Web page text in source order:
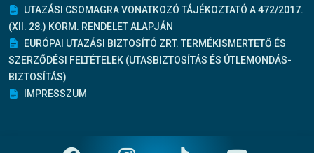
UTAZÁSI CSOMAGRA VONATKOZÓ TÁJÉKOZTATÓ A 472/2017.
(XII. 28.) KORM. RENDELET ALAPJÁN
EURÓPAI UTAZÁSI BIZTOSÍTÓ ZRT. TERMÉKISMERTETŐ ÉS
SZERZŐDÉSI FELTÉTELEK (UTASBIZTOSÍTÁS ÉS ÚTLEMONDÁS-
BIZTOSÍTÁS)
IMPRESSZUM